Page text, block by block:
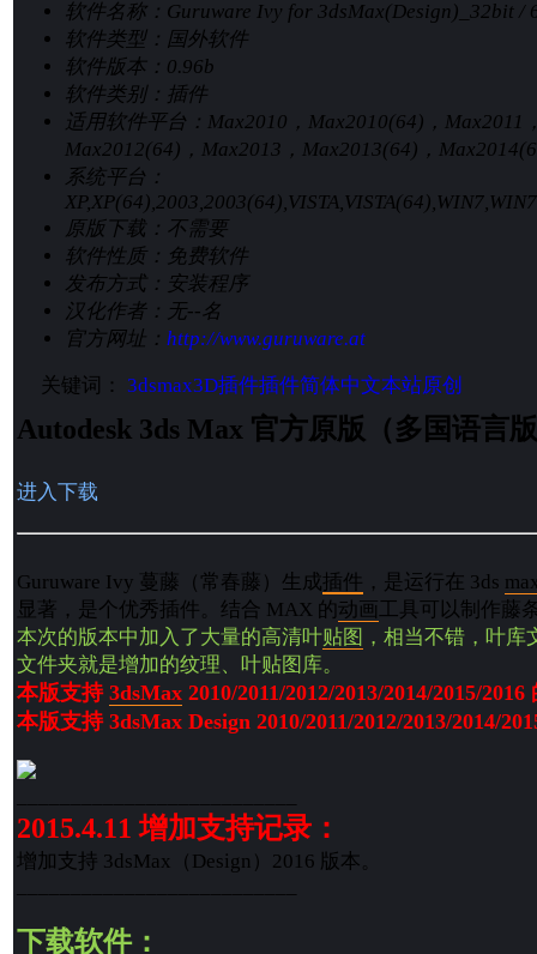
软件名称： Guruware Ivy for 3dsMax(Design)_32bit /
软件类型： 国外软件
软件版本： 0.96b
软件类别： 插件
适用软件平台： Max2010，Max2010(64)，Max2011
Max2012(64)，Max2013，Max2013(64)，
系统平台：
原版下载： 不需要
软件性质： 免费软件
发布方式： 安装程序
汉化作者： 无--名
官方网址： http://www.guruware.at
关键词： 3dsmax3D插件插件简体中文本站原创
Autodesk 3ds Max 官方原版（多国语言
进入下载
Guruware Ivy 蔓藤（常春藤）生成插件 ，是运行在 3ds
显著，是个优秀插件。结合 MAX 的动画工具可以制作藤
本次的版本中加入了大量的高清叶贴图 ，相当不错，叶库
文件夹就是增加的纹理、叶贴图库。
本版支持 3dsMax 2010/2011/2012/2013/2014/2015/
本版支持 3dsMax Design 2010/2011/2012/2013/2014/
2015.4.11 增加支持记录：
增加支持 3dsMax（Design）2016 版本。
下载软件：